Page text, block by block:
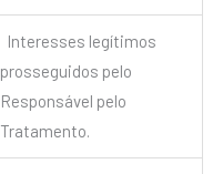
Interesses legítimos
prosseguidos pelo
Responsável pelo
Tratamento.